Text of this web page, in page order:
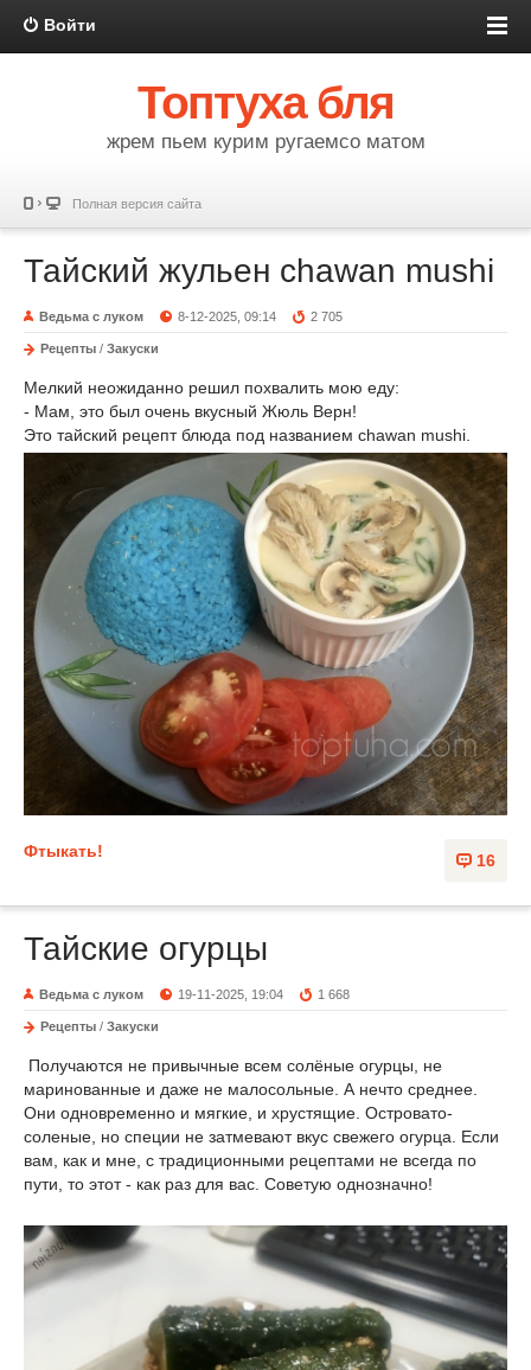
Войти
Топтуха бля
жрем пьем курим ругаемсо матом
Полная версия сайта
Тайский жульен chawan mushi
Ведьма с луком 8-12-2025, 09:14 2 705
Рецепты / Закуски
Мелкий неожиданно решил похвалить мою еду:
- Мам, это был очень вкусный Жюль Верн!
Это тайский рецепт блюда под названием chawan mushi.
16
Фтыкать!
Тайские огурцы
Ведьма с луком 19-11-2025, 19:04 1 668
Рецепты / Закуски
Получаются не привычные всем солёные огурцы, не
маринованные и даже не малосольные. А нечто среднее.
Они одновременно и мягкие, и хрустящие. Островато-
соленые, но специи не затмевают вкус свежего огурца. Если
вам, как и мне, с традиционными рецептами не всегда по
пути, то этот - как раз для вас. Советую однозначно!